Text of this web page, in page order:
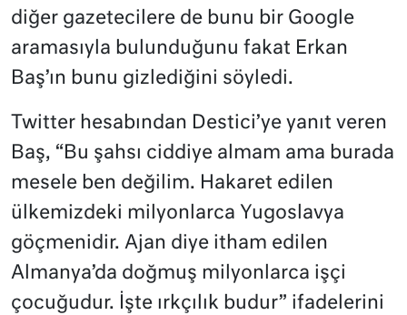
diğer gazetecilere de bunu bir Google
aramasıyla bulunduğunu fakat Erkan
Baş’ın bunu gizlediğini söyledi.
Twitter hesabından Destici’ye yanıt veren
Baş, “Bu şahsı ciddiye almam ama burada
mesele ben değilim. Hakaret edilen
ülkemizdeki milyonlarca Yugoslavya
göçmenidir. Ajan diye itham edilen
Almanya’da doğmuş milyonlarca işçi
çocuğudur. İşte ırkçılık budur” ifadelerini